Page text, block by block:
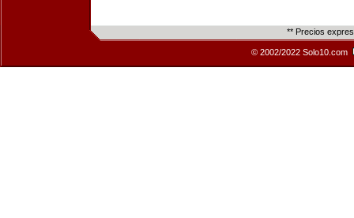
** Precios
© 2002/2022 Solo10.com